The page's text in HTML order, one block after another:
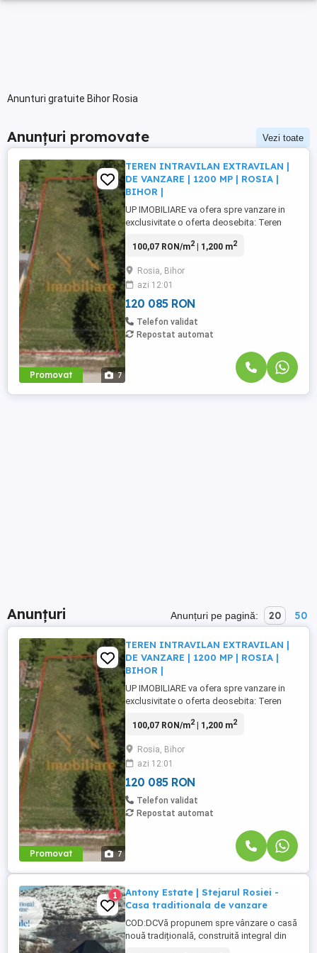
Anunturi gratuite Bihor Rosia
Anunțuri promovate Vezi toate
Promovat 7
TEREN INTRAVILAN EXTRAVILAN |
DE VANZARE | 1200 MP | ROSIA |
BIHOR |
UP IMOBILIARE va ofera spre vanzare in
exclusivitate o oferta deosebita: Teren
Bihor. Teren generos situat intr o zona
amplasarii si dimensiunii, ofera
flexibilitate pentru proiecte diferite.
Terenul are o suprafata ...
100,07 RON/m2| 1,200 m2
Rosia, Bihor
azi 12:01
120 085 RON
Telefon validat
Repostat automat
Anunțuri Anunțuri pe pagină: 20 50
Promovat 7
TEREN INTRAVILAN EXTRAVILAN |
DE VANZARE | 1200 MP | ROSIA |
BIHOR |
UP IMOBILIARE va ofera spre vanzare in
exclusivitate o oferta deosebita: Teren
Bihor. Teren generos situat intr o zona
amplasarii si dimensiunii, ofera
flexibilitate pentru proiecte diferite.
Terenul are o suprafata ...
100,07 RON/m2| 1,200 m2
Rosia, Bihor
azi 12:01
120 085 RON
Telefon validat
Repostat automat
1
Antony Estate | Stejarul Rosiei -
Casa traditionala de vanzare
COD:DCVă propunem spre vânzare o casă
nouă tradițională, construită integral din